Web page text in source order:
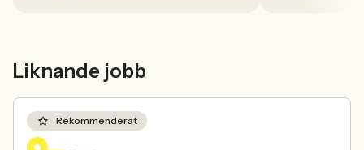
konkurrensen om rätt kompetens
behöver kunna visa vad det betyder i
praktiken.
Liknande jobb
Rekommenderat